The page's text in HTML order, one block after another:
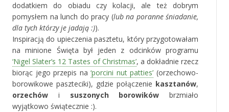
dodatkiem do obiadu czy kolacji, ale też dobrym
pomysłem na lunch do pracy (lub na poranne śniadanie,
dla tych którzy je jadają :)).
Inspiracją do upieczenia pasztetu, który przygotowałam
na minione Święta był jeden z odcinków programu
‘Nigel Slater’s 12 Tastes of Christmas’, a dokładnie rzecz
biorąc jego przepis na‘porcini nut patties’ (orzechowo-
borowikowe paszteciki), gdzie połączenie kasztanów,
orzechów i suszonych borowików brzmiało
wyjątkowo świątecznie :).